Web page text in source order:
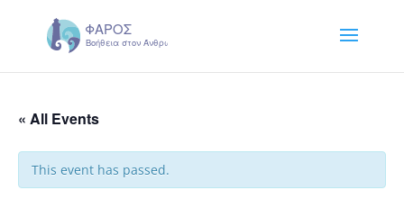
« All Events
This event has passed.